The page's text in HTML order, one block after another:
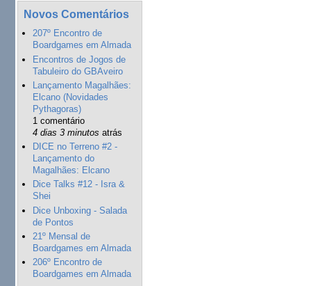
Novos Comentários
207º Encontro de
Boardgames em Almada
Encontros de Jogos de
Tabuleiro do GBAveiro
Lançamento Magalhães:
Elcano (Novidades
Pythagoras)
1 comentário
4 dias 3 minutos atrás
DICE no Terreno #2 -
Lançamento do
Magalhães: Elcano
Dice Talks #12 - Isra &
Shei
Dice Unboxing - Salada
de Pontos
21º Mensal de
Boardgames em Almada
206º Encontro de
Boardgames em Almada